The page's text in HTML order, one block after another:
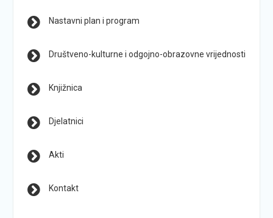
Nastavni plan i program
Društveno-kulturne i odgojno-obrazovne vrijednosti
Knjižnica
Djelatnici
Akti
Kontakt